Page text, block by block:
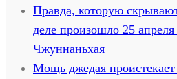
Правда, которую
деле произошло 25
Чжуннаньхая
Мощь джедая